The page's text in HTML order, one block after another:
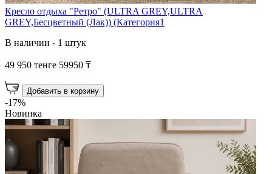
Кресло отдыха "Ретро" (ULTRA GREY,ULTRA
GREY,Бесцветный (Лак)) (Категория1
В наличии - 1 штук
49 950 тенге 59950 ₸
Добавить в корзину
-17%
Новинка